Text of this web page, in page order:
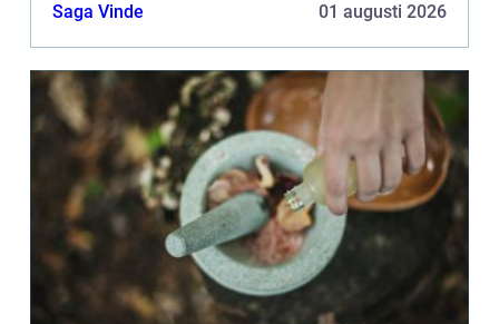
Saga Vinde 01 augusti 2026